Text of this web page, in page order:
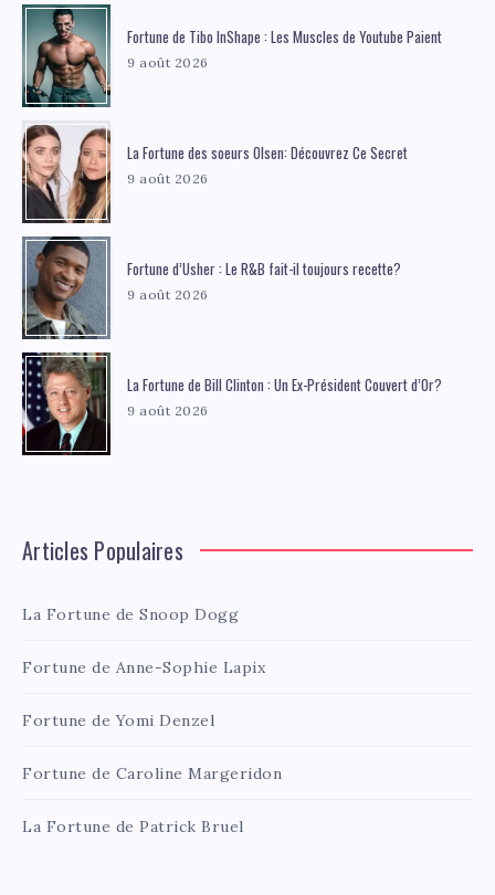
Fortune de Tibo InShape : Les Muscles de Youtube Paient
9 août 2026
La Fortune des soeurs Olsen: Découvrez Ce Secret
9 août 2026
Fortune d’Usher : Le R&B fait-il toujours recette?
9 août 2026
La Fortune de Bill Clinton : Un Ex-Président Couvert d’Or?
9 août 2026
Articles Populaires
La Fortune de Snoop Dogg
Fortune de Anne-Sophie Lapix
Fortune de Yomi Denzel
Fortune de Caroline Margeridon
La Fortune de Patrick Bruel